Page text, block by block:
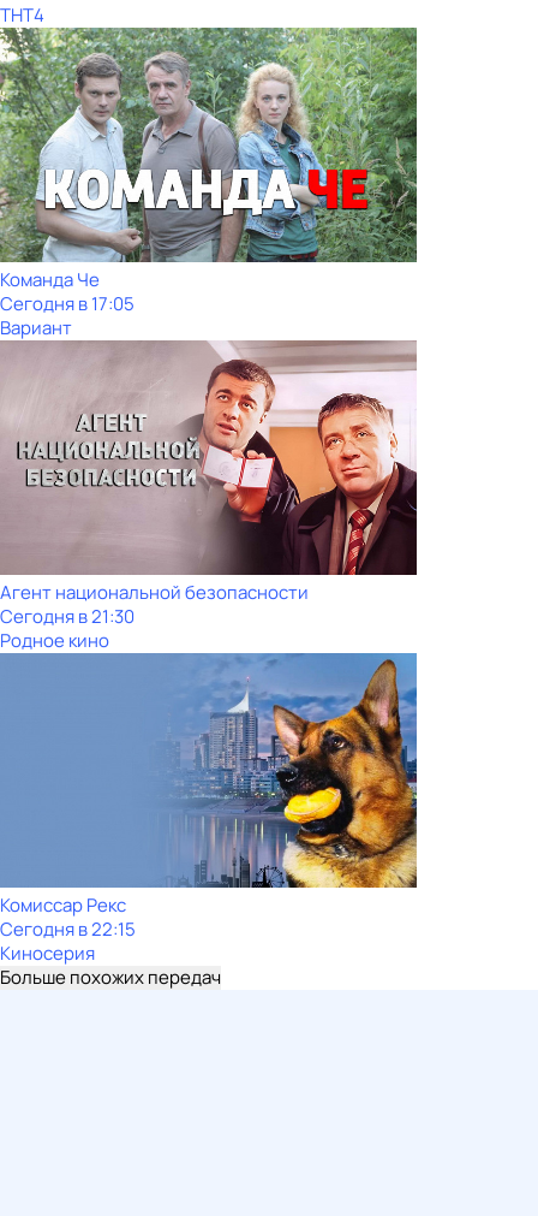
ТНТ4
Команда Че
Сегодня в 17:05
Вариант
Агент национальной безопасности
Сегодня в 21:30
Родное кино
Комиссар Рекс
Сегодня в 22:15
Киносерия
Больше похожих передач